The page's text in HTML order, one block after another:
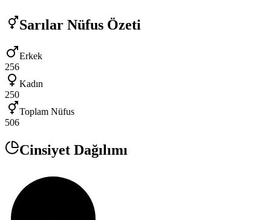
Sarılar Nüfus Özeti
Erkek
256
Kadın
250
Toplam Nüfus
506
Cinsiyet Dağılımı